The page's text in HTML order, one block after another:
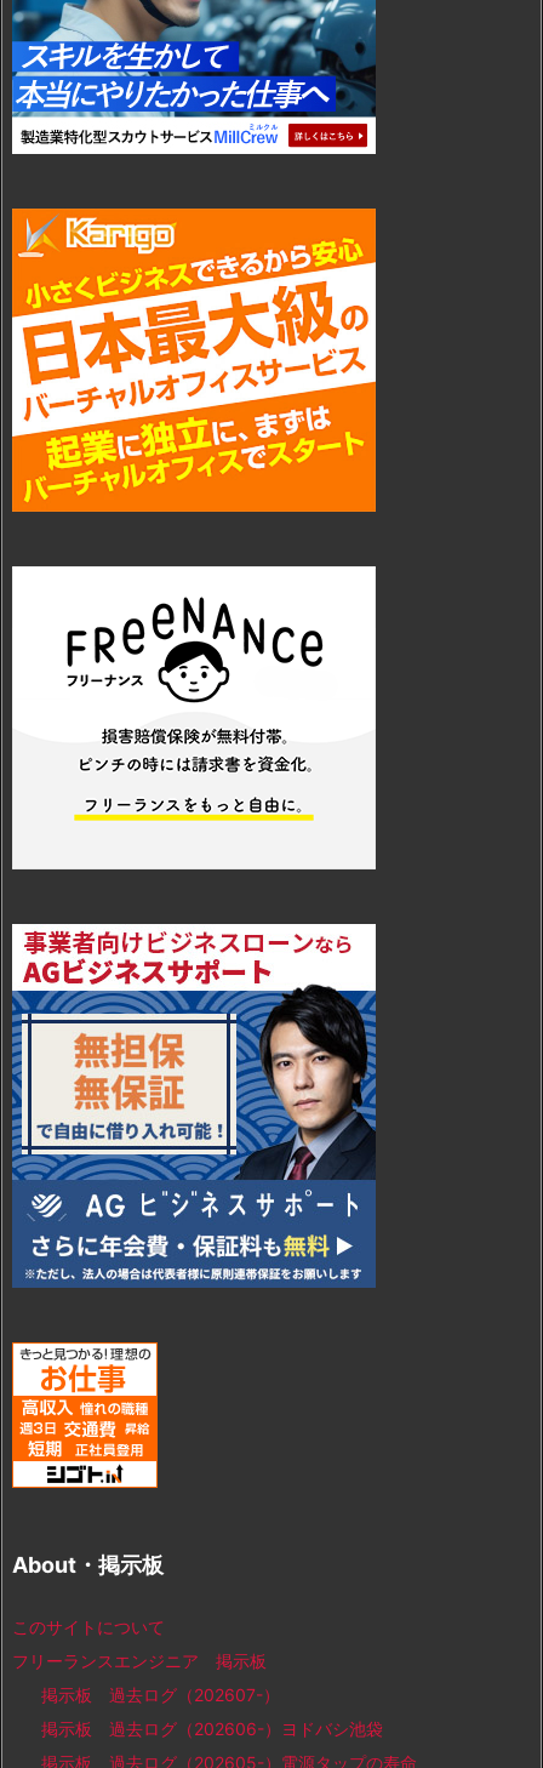
About・掲示板
このサイトについて
フリーランスエンジニア 掲示板
掲示板 過去ログ（202607-）
掲示板 過去ログ（202606-）ヨドバシ池袋
掲示板 過去ログ（202605-）電源タップの寿命